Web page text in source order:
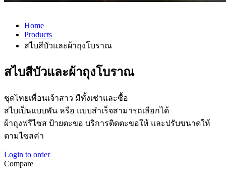
Home
Products
สไบสีบัวและผ้าถุงโบราณ
สไบสีบัวและผ้าถุงโบราณ
ชุดไทยเพื่อนเจ้าสาว มีทั้งเช่าและซื้อ
สไบเป็นแบบพัน หรือ แบบสำเร็จสามารถเลือกได้
ผ้าถุงฟรีไซส ป้ายตะขอ บริการติดตะขอให้ และปรับขนาดให้
ตามไซสค่า
Login to order
Compare